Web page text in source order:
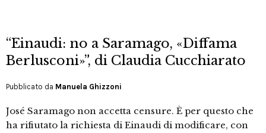
“Einaudi: no a Saramago, «Diffama
Berlusconi»”, di Claudia Cucchiarato
Pubblicato da Manuela Ghizzoni
José Saramago non accetta censure. È per questo che
ha rifiutato la richiesta di Einaudi di modificare, con